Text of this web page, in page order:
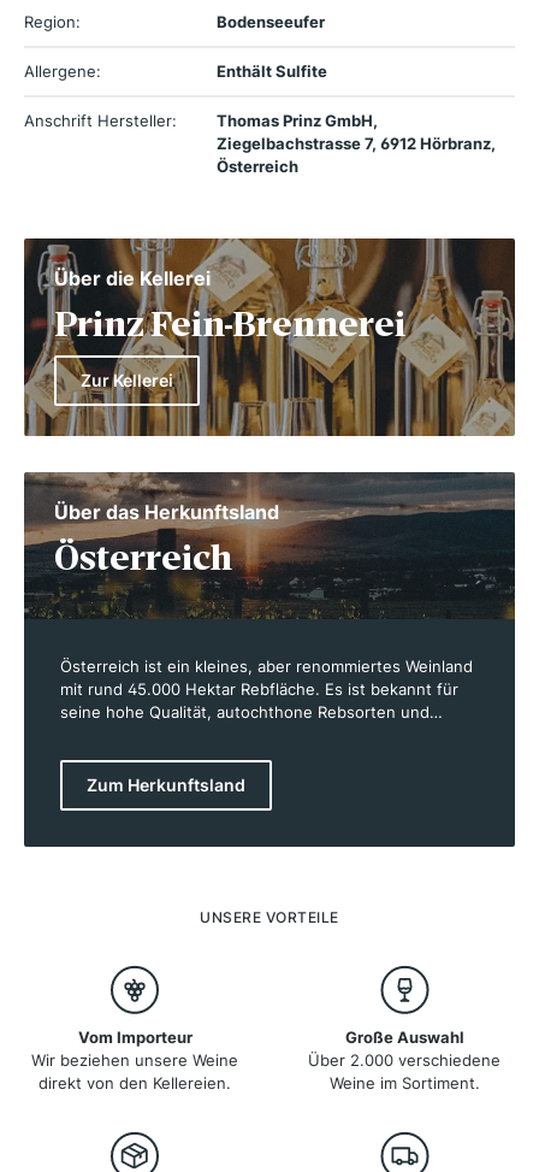
Region: Bodenseeufer
Allergene: Enthält Sulfite
Anschrift Hersteller:
Thomas Prinz GmbH,
Ziegelbachstrasse 7, 6912 Hörbranz,
Österreich
Über die Kellerei
Prinz Fein-Brennerei
Zur Kellerei
Über das Herkunftsland
Österreich
Österreich ist ein kleines, aber renommiertes Weinland
mit rund 45.000 Hektar Rebfläche. Es ist bekannt für
seine hohe Qualität, autochthone Rebsorten und
sind die Weißweine, allen voran der Grüner Veltliner,
aber auch Riesling, Welschriesling und Weißburgunder.
Weinregionen sind Niederösterreich, Burgenland und
Mineralität. Österreichs Winzer verbinden Tradition mit
biologischen Anbau.
Zum Herkunftsland
UNSERE VORTEILE
Vom Importeur
Wir beziehen unsere Weine
direkt von den Kellereien.
Große Auswahl
Über 2.000 verschiedene
Weine im Sortiment.